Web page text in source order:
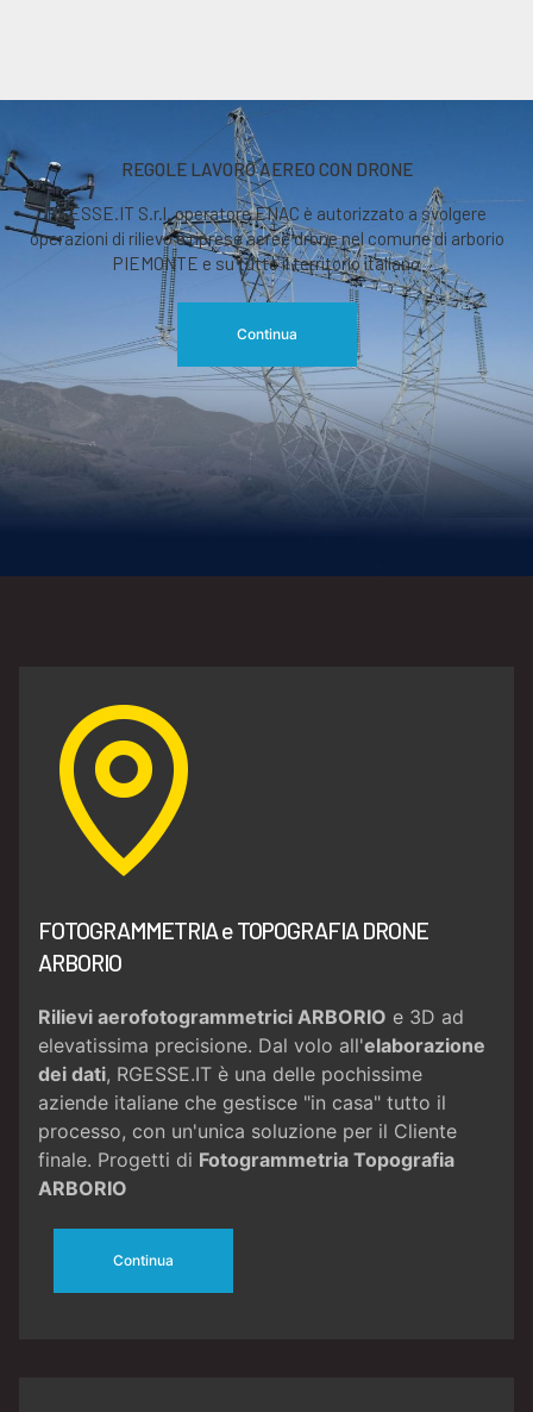
REGOLE LAVORO AEREO CON DRONE
RGESSE.IT S.r.l. operatore ENAC è autorizzato a svolgere
operazioni di rilievo o riprese aeree drone nel comune di arborio
PIEMONTE e su tutto il territorio italiano
Continua
FOTOGRAMMETRIA e TOPOGRAFIA DRONE
ARBORIO
Rilievi aerofotogrammetrici ARBORIO e 3D ad
elevatissima precisione. Dal volo all'elaborazione
dei dati, RGESSE.IT è una delle pochissime
aziende italiane che gestisce "in casa" tutto il
processo, con un'unica soluzione per il Cliente
finale. Progetti di Fotogrammetria Topografia
ARBORIO
Continua